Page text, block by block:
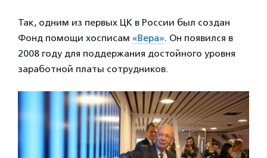
Так, одним из первых ЦК в России был создан
Фонд помощи хосписам «Вера». Он появился в
2008 году для поддержания достойного уровня
заработной платы сотрудников.